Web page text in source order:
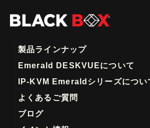
製品ラインナップ
Emerald DESKVUEについて
IP-KVM Emeraldシリーズについ
よくあるご質問
ブログ